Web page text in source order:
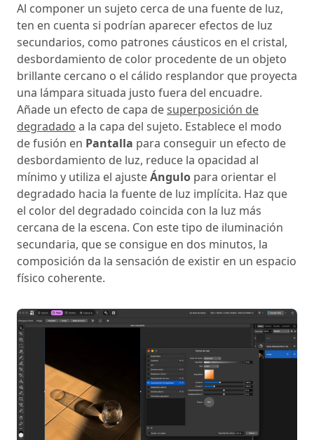
Al componer un sujeto cerca de una fuente de luz,
ten en cuenta si podrían aparecer efectos de luz
secundarios, como patrones cáusticos en el cristal,
desbordamiento de color procedente de un objeto
brillante cercano o el cálido resplandor que proyecta
una lámpara situada justo fuera del encuadre.
Añade un efecto de capa desuperposición de
degradado a la capa del sujeto. Establece el modo
de fusión en Pantalla para conseguir un efecto de
desbordamiento de luz, reduce la opacidad al
mínimo y utiliza el ajusteÁngulo para orientar el
degradado hacia la fuente de luz implícita. Haz que
el color del degradado coincida con la luz más
cercana de la escena. Con este tipo de iluminación
secundaria, que se consigue en dos minutos, la
composición da la sensación de existir en un espacio
físico coherente.